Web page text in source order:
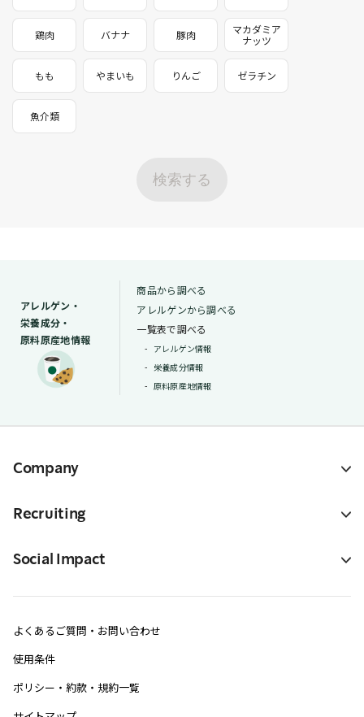
鶏肉 バナナ 豚肉
マカダミア
ナッツ
もも やまいも りんご ゼラチン
魚介類
検索する
アレルゲン・
栄養成分・
原料原産地情報
商品から調べる
アレルゲンから調べる
一覧表で調べる
アレルゲン情報
栄養成分情報
原料原産地情報
Company
Recruiting
Social Impact
よくあるご質問・お問い合わせ
使用条件
ポリシー・約款・規約一覧